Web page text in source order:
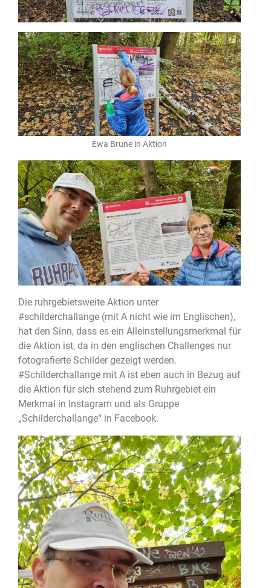
Ewa Brune in Aktion
Die ruhrgebietsweite Aktion unter
#schilderchallange (mit A nicht wie im Englischen),
hat den Sinn, dass es ein Alleinstellungsmerkmal für
die Aktion ist, da in den englischen Challenges nur
fotografierte Schilder gezeigt werden.
#Schilderchallange mit A ist eben auch in Bezug auf
die Aktion für sich stehend zum Ruhrgebiet ein
Merkmal in Instagram und als Gruppe
„Schilderchallange“ in Facebook.